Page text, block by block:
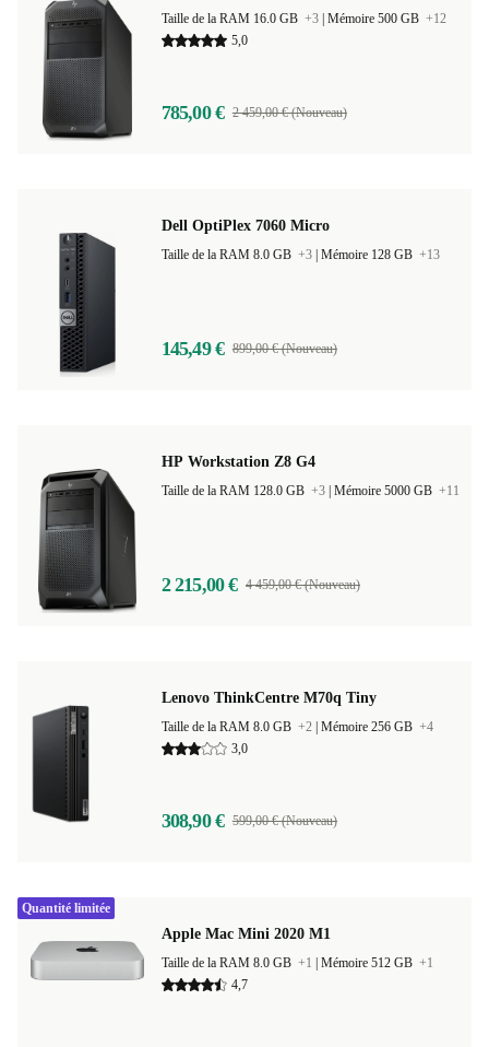
Taille de la RAM 16.0 GB +3 Mémoire 500 GB +12
5,0
785,00 € 2 459,00 € (Nouveau)
Dell OptiPlex 7060 Micro
Taille de la RAM 8.0 GB +3 Mémoire 128 GB +13
145,49 € 899,00 € (Nouveau)
HP Workstation Z8 G4
Taille de la RAM 128.0 GB +3 Mémoire 5000 GB +11
2 215,00 € 4 459,00 € (Nouveau)
Lenovo ThinkCentre M70q Tiny
Taille de la RAM 8.0 GB +2 Mémoire 256 GB +4
3,0
308,90 € 599,00 € (Nouveau)
Apple Mac Mini 2020 M1
Taille de la RAM 8.0 GB +1 Mémoire 512 GB +1
4,7
Quantité limitée